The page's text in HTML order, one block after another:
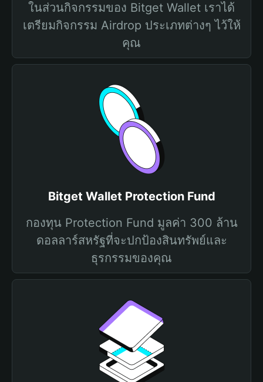
ในส่วนกิจกรรมของ Bitget Wallet เราได้
เตรียมกิจกรรม Airdrop ประเภทต่างๆ ไว้ให้
คุณ
Bitget Wallet Protection Fund
กองทุน Protection Fund มูลค่า 300 ล้าน
ดอลลาร์สหรัฐที่จะปกป้องสินทรัพย์และ
ธุรกรรมของคุณ